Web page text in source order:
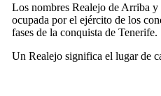
Los nombres Realejo de Arriba y
ocupada por el ejército de los
fases de la conquista de Tenerife.
Un Realejo significa el lugar de